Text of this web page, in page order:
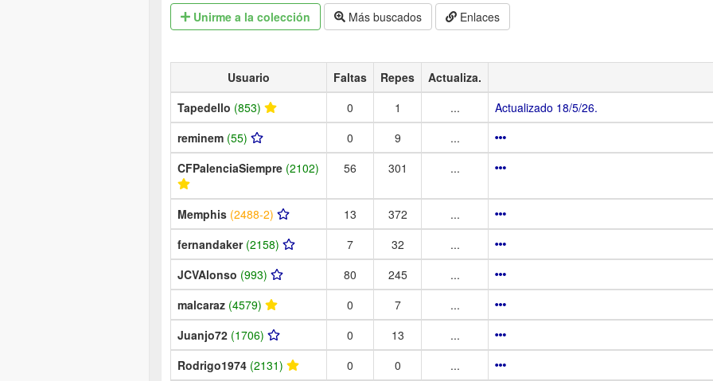
Unirme a la colección Más buscados Enlaces
Usuario Faltas Repes Actualiza.
Tapedello (853) 0 1 ...
Actualizado 18/5/26.
reminem (55) 0 9
...
CFPalenciaSiempre (2102) 56 301 ...
Memphis (2488-2) 13 372
...
fernandaker (2158) 7 32
...
JCVAlonso (993) 80 245
...
malcaraz (4579) 0 7
...
Juanjo72 (1706) 0 13
...
Rodrigo1974 (2131) 0 0 ...